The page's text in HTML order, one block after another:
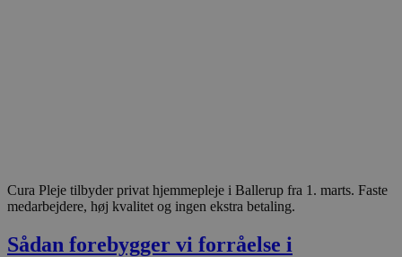
Cura Pleje tilbyder privat hjemmepleje i Ballerup fra 1. marts. Faste
medarbejdere, høj kvalitet og ingen ekstra betaling.
Sådan forebygger vi forråelse i